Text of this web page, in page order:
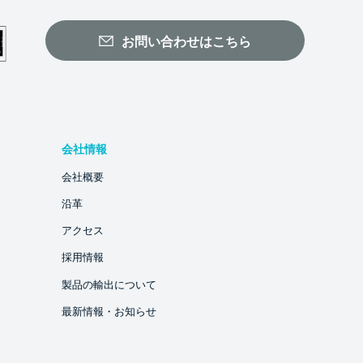
お問い合わせはこちら
会社情報
会社概要
沿革
アクセス
採用情報
製品の輸出について
最新情報・お知らせ